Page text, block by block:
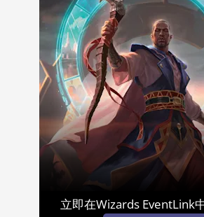
立即在Wizards EventLink